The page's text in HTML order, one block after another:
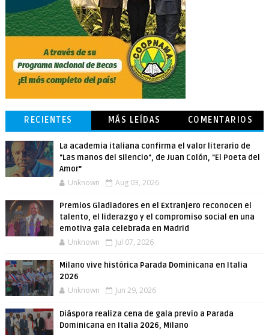
RECIENTES MÁS LEÍDAS COMENTARIOS
La academia italiana confirma el valor literario de
"Las manos del silencio", de Juan Colón, "El Poeta del
Amor"
Unknown Aug 03, 2026
Premios Gladiadores en el Extranjero reconocen el
talento, el liderazgo y el compromiso social en una
emotiva gala celebrada en Madrid
Unknown Jul 07, 2026
Milano vive histórica Parada Dominicana en Italia
2026
Unknown Jun 29, 2026
Diáspora realiza cena de gala previo a Parada
Dominicana en Italia 2026, Milano